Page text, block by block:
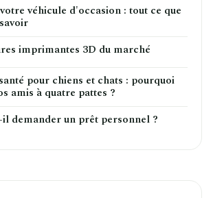
véhicule d'occasion : tout ce que
imprimantes 3D du marché
pour chiens et chats : pourquoi
amis à quatre pattes ?
demander un prêt personnel ?